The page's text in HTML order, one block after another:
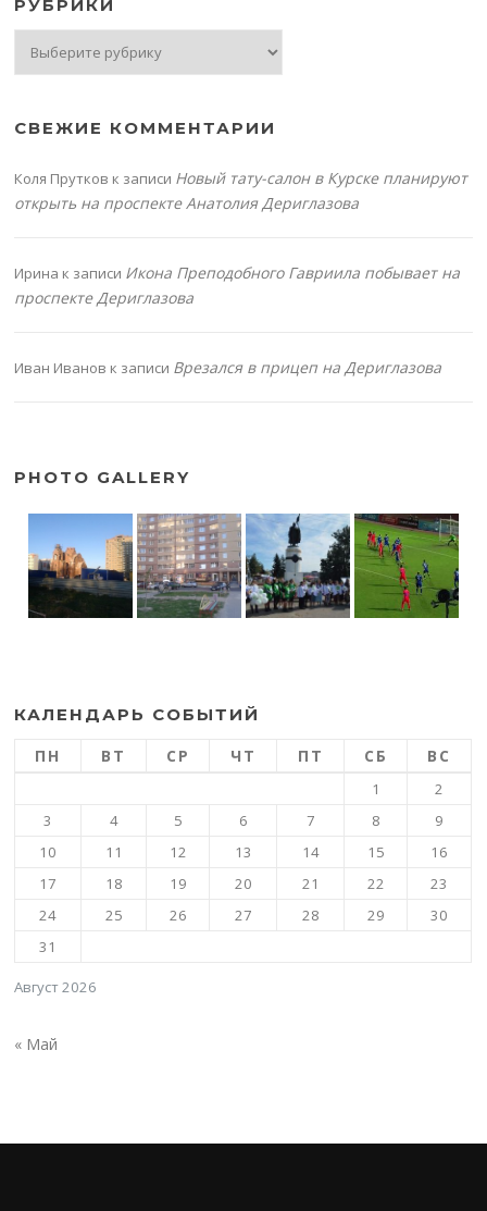
РУБРИКИ
СВЕЖИЕ КОММЕНТАРИИ
Коля Прутков к записи Новый тату-салон в Курске планируют
открыть на проспекте Анатолия Дериглазова
Ирина к записи Икона Преподобного Гавриила побывает на
проспекте Дериглазова
Иван Иванов к записи Врезался в прицеп на Дериглазова
PHOTO GALLERY
КАЛЕНДАРЬ СОБЫТИЙ
Август 2026
ПН ВТ СР ЧТ ПТ СБ ВС
1
2
3
4 5 6 7 8
9
10
11 12 13 14 15
16
17
18 19 20 21 22
23
24
25 26 27 28 29
30
31
« Май